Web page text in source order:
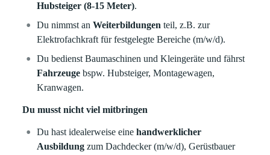
Hubsteiger (8-15 Meter).
Du nimmst anWeiterbildungenteil, z.B. zur
Elektrofachkraft für festgelegte Bereiche (m/w/d).
Du bedienst Baumaschinen und Kleingeräte und fährst
Fahrzeugebspw. Hubsteiger, Montagewagen,
Kranwagen.
Du musst nicht viel mitbringen
Du hast idealerweise eine handwerklicher
Ausbildung zum Dachdecker (m/w/d), Gerüstbauer